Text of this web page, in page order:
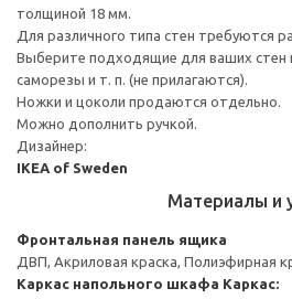
толщиной 18 мм.
Для различного типа стен требуются
Выберите подходящие для ваших стен
саморезы и т. п. (не прилагаются).
Ножки и цоколи продаются отдельно.
Можно дополнить ручкой.
Дизайнер:
IKEA of Sweden
Материалы и
Фронтальная панель ящика
ДВП, Акриловая краска, Полиэфирная
Каркас напольного шкафа Каркас: